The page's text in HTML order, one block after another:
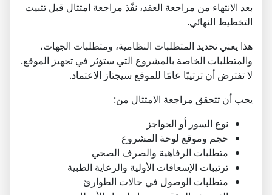
بعد الانتهاء من مراجعة العقد، نفّذ مراجعة امتثال قبل تثبيت
التخطيط النهائي.
هذا يعني تحديد المتطلبات النظامية، ومتطلبات الجهات،
والمتطلبات الخاصة بالمشروع التي ستؤثر في تجهيز الموقع.
لا تفترض أن ترتيبًا عامًا للموقع سيجتاز الاعتماد.
يجب أن تتحقق مراجعة الامتثال من:
نوع السور أو الحواجز
حجم وموقع لوحة المشروع
متطلبات الرفاهية والصرف الصحي
ترتيبات الإسعافات الأولية والرعاية الطبية
متطلبات الوصول في حالات الطوارئ